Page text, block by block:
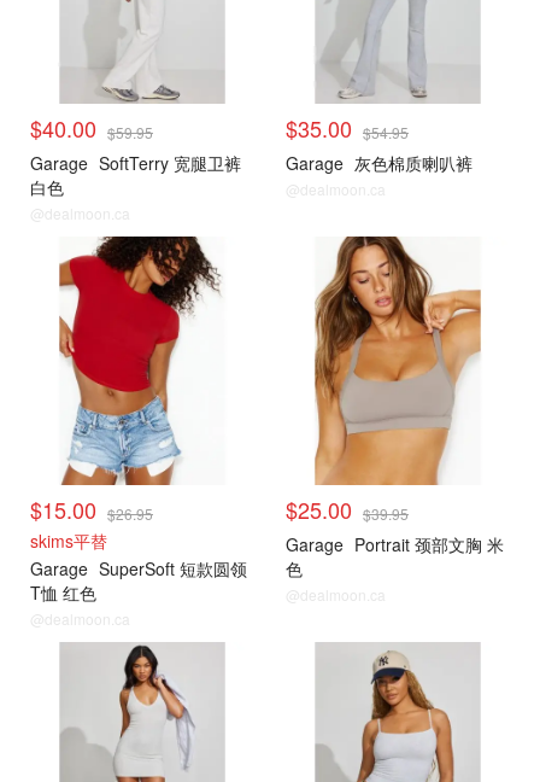
$40.00 $59.95
Garage SoftTerry 宽腿卫裤
白色
@dealmoon.ca
$35.00 $54.95
Garage 灰色棉质喇叭裤
@dealmoon.ca
小编推荐
$15.00 $26.95
skims平替
Garage SuperSoft 短款圆领
T恤 红色
@dealmoon.ca
小编推荐
$25.00 $39.95
Garage Portrait 颈部文胸 米
色
@dealmoon.ca